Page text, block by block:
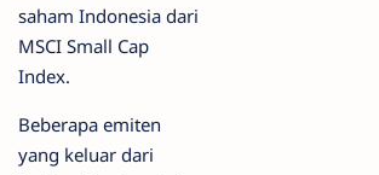
saham Indonesia dari
MSCI Small Cap
Index.
Beberapa emiten
yang keluar dari